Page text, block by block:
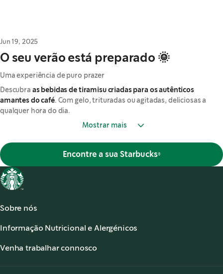
Jun 19, 2025
O seu verão está preparado 🌞
Uma experiência de puro prazer
Descubra as bebidas de tiramisu criadas para os autênticos
amantes do café. Com gelo, trituradas ou agitadas, deliciosas a
qualquer hora do dia.
Mostrar mais
Encontre a sua Starbucks®
Sobre nós
Os nossos Cafés
Serviço de apoio ao cliente
Informação Nutricional e Alergénicos
Alergénicos,opens in a new tab
Venha trabalhar connosco